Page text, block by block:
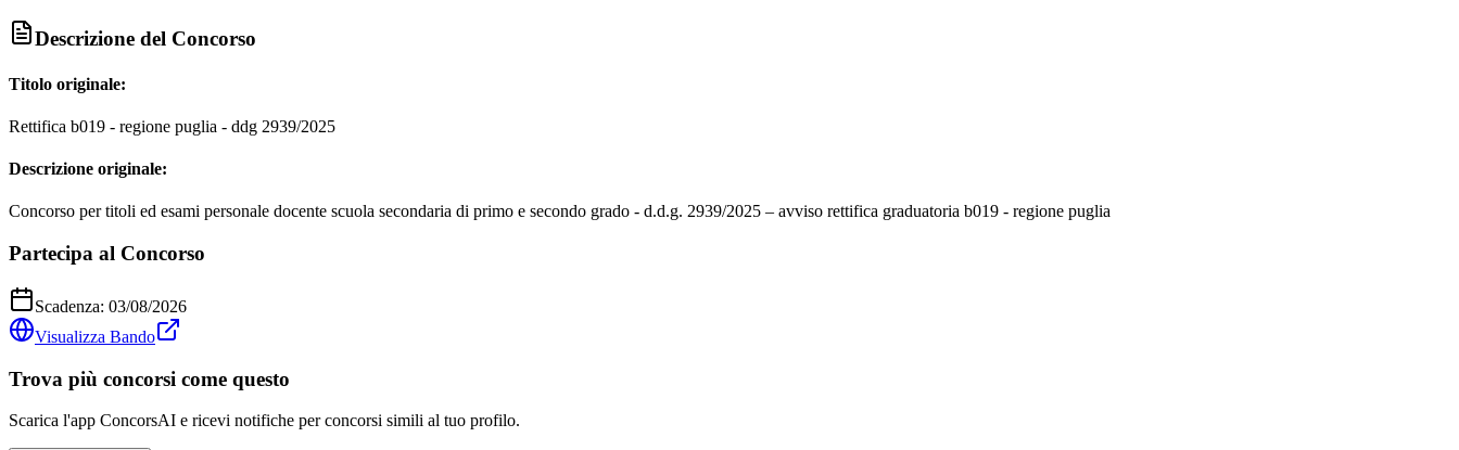
Descrizione del Concorso
Titolo originale:
Rettifica b019 - regione puglia - ddg 2939/2025
Descrizione originale:
Concorso per titoli ed esami personale docente scuola secondaria di primo e secondo grado - d.d.g. 2939/2025 – avviso rettifica graduatoria b019 - regione puglia
Partecipa al Concorso
Scadenza: 03/08/2026
Visualizza Bando
Trova più concorsi come questo
Scarica l'app ConcorsAI e ricevi notifiche per concorsi simili al tuo profilo.